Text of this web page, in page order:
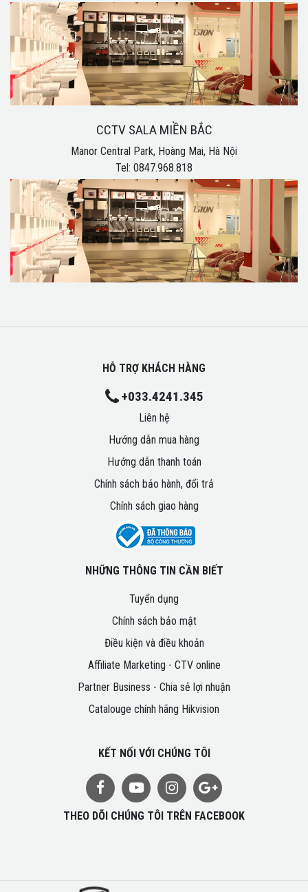
CCTV SALA MIỀN BẮC
Manor Central Park, Hoàng Mai, Hà Nội
Tel: 0847.968.818
HỖ TRỢ KHÁCH HÀNG
+033.4241.345
Liên hệ
Hướng dẫn mua hàng
Hướng dẫn thanh toán
Chính sách bảo hành, đổi trả
Chính sách giao hàng
NHỮNG THÔNG TIN CẦN BIẾT
Tuyển dụng
Chính sách bảo mật
Điều kiện và điều khoản
Affiliate Marketing - CTV online
Partner Business - Chia sẻ lợi nhuận
Catalouge chính hãng Hikvision
KẾT NỐI VỚI CHÚNG TÔI
THEO DÕI CHÚNG TÔI TRÊN FACEBOOK